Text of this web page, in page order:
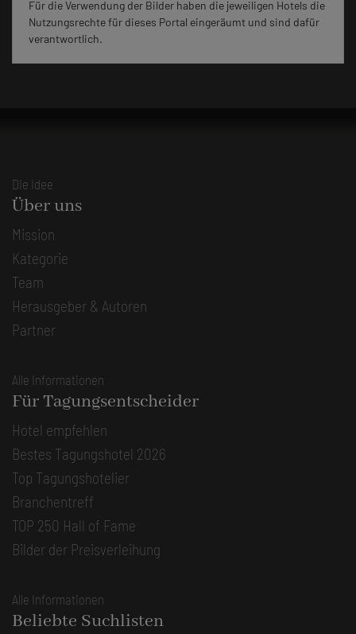
Für die Verwendung der Bilder haben die jeweiligen Hotels die
Nutzungsrechte für dieses Portal eingeräumt und sind dafür
verantwortlich.
Die Idee
Über uns
Mission
Kategorie
Team
Herausgeber & Autoren
Partner
Alle Informationen
Für Tagungsentscheider
Hotel empfehlen
Bestes Tagungshotel 2026
Top Tagungshotelier
Branchentreff
TOP 250 Hall of Fame
Bilder der Preisverleihung
Alle Informationen
Beliebte Suchlisten